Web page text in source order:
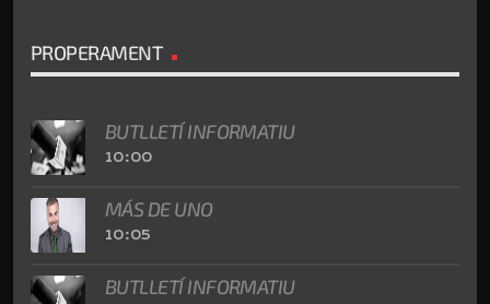
PROPERAMENT
BUTLLETÍ INFORMATIU
10:00
MÁS DE UNO
10:05
BUTLLETÍ INFORMATIU